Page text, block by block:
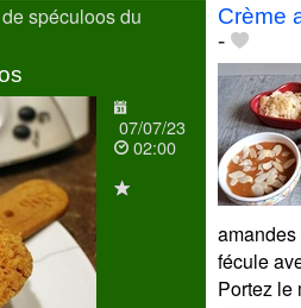
spéculoos du
07/07/23
02:00
Crème
-
fécule
Portez le